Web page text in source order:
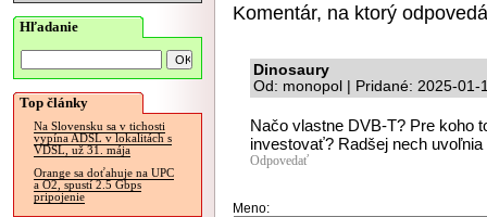
Hľadanie
Top články
Na Slovensku sa v tichosti
vypína ADSL v lokalitách s
VDSL, už 31. mája
Orange sa doťahuje na UPC
a O2, spustí 2.5 Gbps
pripojenie
Komentár, na ktorý
Dinosaury
Od: monopol | Pridané: 2025-01-
Načo vlastne DVB-T? Pre koho
investovať? Radšej nech
Odpovedať
Meno: